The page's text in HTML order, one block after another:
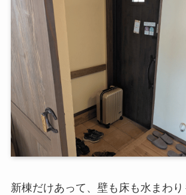
新棟だけあって、壁も床も水まわ